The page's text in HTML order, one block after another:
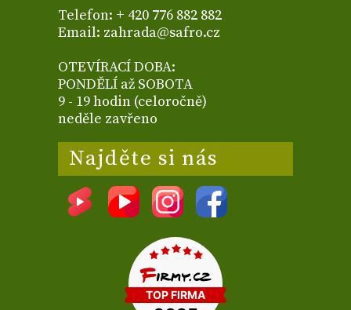
Telefon: + 420 776 882 882
Email: zahrada@safro.cz
OTEVÍRACÍ DOBA:
PONDĚLÍ až SOBOTA
9 - 19 hodin (celoročně)
neděle zavřeno
Najděte si nás